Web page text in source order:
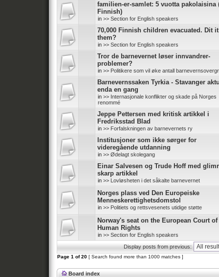
familien-er-samlet: 5 vuotta pakolaisina
Finnish)
in >> Section for English speakers
70,000 Finnish children evacuated. Dit
them?
in >> Section for English speakers
Tror de barnevernet løser innvandrer-
problemer?
in >> Politikere som vil øke antall
Barnevernssaken Tyrkia - Stavanger
enda en gang
in >> Internasjonale konflikter og skade på Norges
renommé
Jeppe Pettersen med kritisk artikkel i
Fredriksstad Blad
in >> Forfalskningen av barnevernets ry
Institusjoner som ikke sørger for
videregående utdanning
in >> Ødelagt skolegang
Einar Salvesen og Trude Hoff med
skarp artikkel
in >> Lovløsheten i det såkalte barnevernet
Norges plass ved Den Europeiske
Menneskerettighetsdomstol
in >> Politiets og rettsvesenets utidige støtte
Norway's seat on the European Court of
Human Rights
in >> Section for English speakers
Display posts from previous:
Page 1 of20 [ Search found more than 1000 matches ]
Board index